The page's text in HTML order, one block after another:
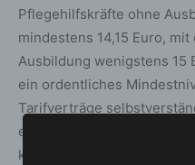
Pflegehilfskräfte ohne
mindestens 14,15 Euro,
Ausbildung wenigstens 15
ein ordentliches
Tarifverträge
erläuterte Bühler. „Dem
kommerziellen Trägern